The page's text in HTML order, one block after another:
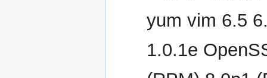
yum vim 6.5
1.0.1e